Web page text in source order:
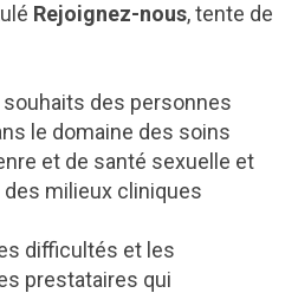
Rejoignez-nous, tente de
des personnes
le domaine des soins
et de santé sexuelle et
milieux cliniques
difficultés et les
prestataires qui